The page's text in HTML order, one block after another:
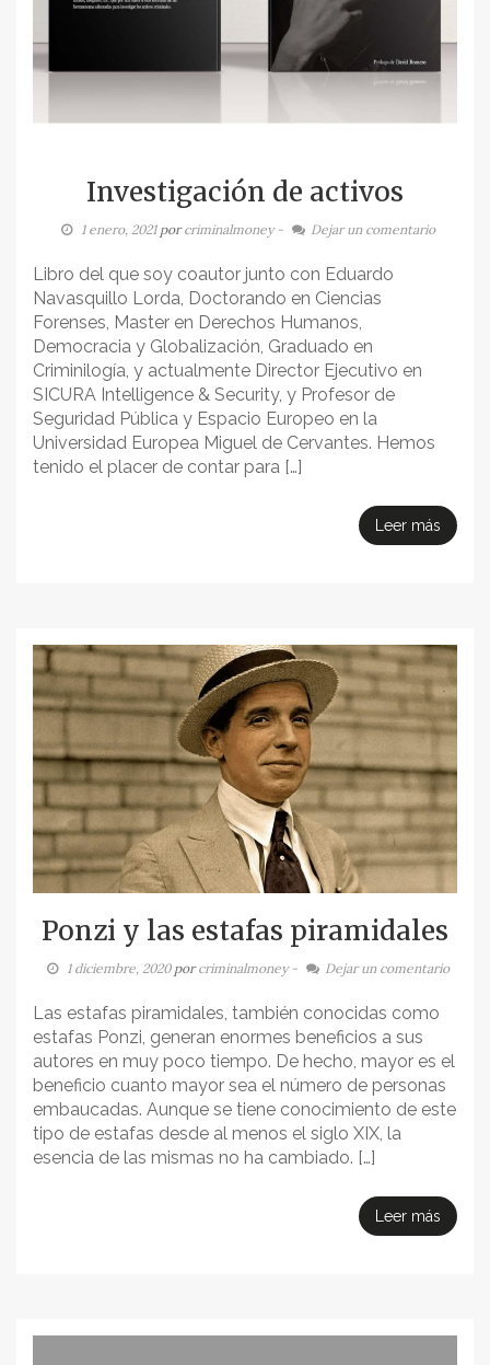
Investigación de activos
1 enero, 2021porcriminalmoney - Dejar un comentario
Libro del que soy coautor junto con Eduardo
Navasquillo Lorda, Doctorando en Ciencias
Forenses, Master en Derechos Humanos,
Democracia y Globalización, Graduado en
Criminilogía, y actualmente Director Ejecutivo en
SICURA Intelligence & Security, y Profesor de
Seguridad Pública y Espacio Europeo en la
Universidad Europea Miguel de Cervantes. Hemos
tenido el placer de contar para […]
Leer más
Ponzi y las estafas piramidales
1 diciembre, 2020porcriminalmoney - Dejar un comentario
Las estafas piramidales, también conocidas como
estafas Ponzi, generan enormes beneficios a sus
autores en muy poco tiempo. De hecho, mayor es el
beneficio cuanto mayor sea el número de personas
embaucadas. Aunque se tiene conocimiento de este
tipo de estafas desde al menos el siglo XIX, la
esencia de las mismas no ha cambiado. […]
Leer más